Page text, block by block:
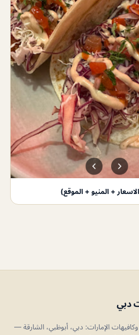
دبي
الإمارات: دبي، أبوظبي، الشارقة —